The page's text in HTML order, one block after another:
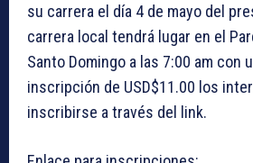
su carrera el día 4 de mayo del
carrera local tendrá lugar en el
Santo Domingo a las 7:00 am con
inscripción de USD$11.00 los
inscribirse a través del link.